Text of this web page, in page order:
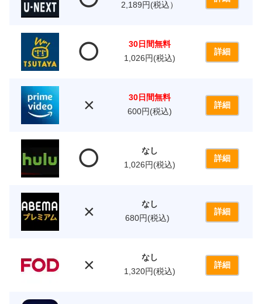
2,189円(税込）
⭕️
30日間無料
1,026円(税込)
詳細
×
30日間無料
600円(税込)
詳細
⭕️
なし
1,026円(税込)
詳細
×
なし
680円(税込)
詳細
×
なし
1,320円(税込)
詳細